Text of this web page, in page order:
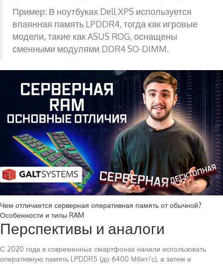
Пример: В ноутбуках Dell XPS используется
впаянная память LPDDR4, тогда как игровые
модели, такие как ASUS ROG, оснащены
сменными модулями DDR4 SO-DIMM.
Чем отличается серверная оперативная память от обычной?
Особенности и типы RAM
Перспективы и аналоги
С 2020 года в современных смартфонах начали использовать
оперативную память LPDDR5 (до 6400 Мбит/с), а затем и